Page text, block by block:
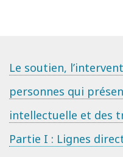
Le soutien,
personnes qui
intellectuelle et des
Partie I : Lignes